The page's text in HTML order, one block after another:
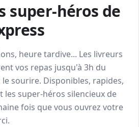
super-héros de
heure tardive... Les livreurs
vos repas jusqu'à 3h du
sourire. Disponibles, rapides,
super-héros silencieux de
fois que vous ouvrez votre